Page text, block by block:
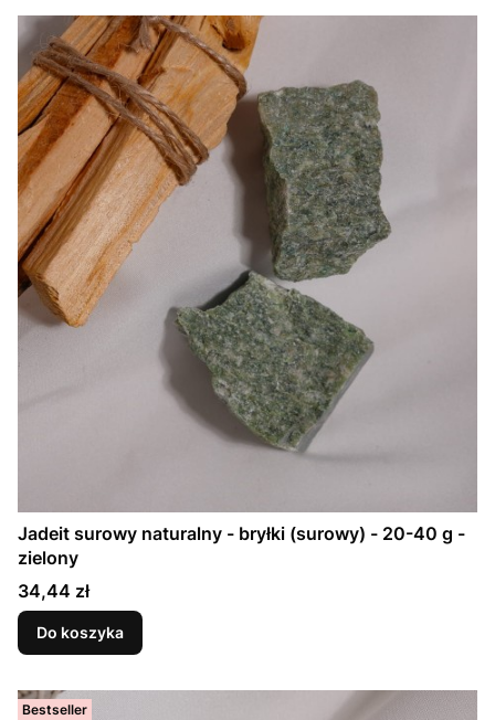
Jadeit surowy naturalny - bryłki (surowy) - 20-40 g -
zielony
Cena
34,44 zł
Do koszyka
Bestseller